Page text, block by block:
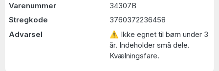
Varenummer
34307B
Stregkode
3760372236458
Advarsel
⚠ Ikke egnet til børn under 3
år. Indeholder små dele.
Kvælningsfare.